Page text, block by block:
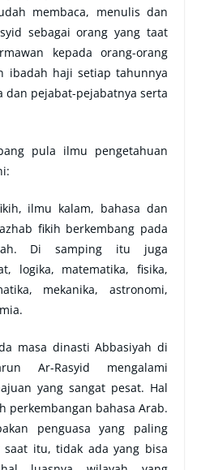
membaca, menulis dan
sebagai orang yang taat
kepada orang-orang
ibadah haji setiap tahunnya
dan pejabat-pejabatnya serta
pula ilmu pengetahuan
ilmu kalam, bahasa dan
fikih berkembang pada
Di samping itu juga
logika, matematika, fisika,
mekanika, astronomi,
masa dinasti Abbasiyah di
Ar-Rasyid mengalami
yang sangat pesat. Hal
perkembangan bahasa Arab.
penguasa yang paling
itu, tidak ada yang bisa